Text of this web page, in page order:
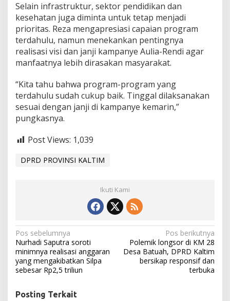
s
a
s
i
k
a
n
Selain infrastruktur, sektor pendidikan dan
kesehatan juga diminta untuk tetap menjadi
prioritas. Reza mengapresiasi capaian program
terdahulu, namun menekankan pentingnya
realisasi visi dan janji kampanye Aulia-Rendi agar
manfaatnya lebih dirasakan masyarakat.
“Kita tahu bahwa program-program yang
terdahulu sudah cukup baik. Tinggal dilaksanakan
sesuai dengan janji di kampanye kemarin,”
pungkasnya.
Post Views: 1,039
DPRD PROVINSI KALTIM
Ikuti Kami
N
a
v
g
Pos sebelumnya
Nurhadi Saputra soroti
minimnya realisasi anggaran
yang mengakibatkan Silpa
sebesar Rp2,5 triliun
Pos berikutnya
Polemik longsor di KM 28
Desa Batuah, DPRD Kaltim
bersikap responsif dan
terbuka
Posting Terkait